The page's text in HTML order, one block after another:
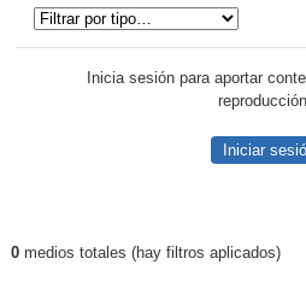
Inicia sesión para aportar
Iniciar
Resultados de: carrocero
0medios totales (hay filtros aplicados)